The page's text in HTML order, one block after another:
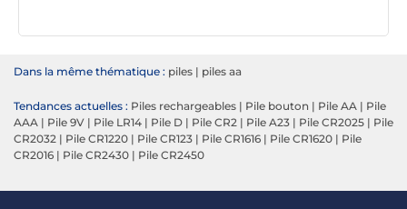
Dans la même thématique : piles | piles aa
Tendances actuelles : Piles rechargeables | Pile bouton | Pile AA | Pile
AAA | Pile 9V | Pile LR14 | Pile D | Pile CR2 | Pile A23 | Pile CR2025 | Pile
CR2032 | Pile CR1220 | Pile CR123 | Pile CR1616 | Pile CR1620 | Pile
CR2016 | Pile CR2430 | Pile CR2450